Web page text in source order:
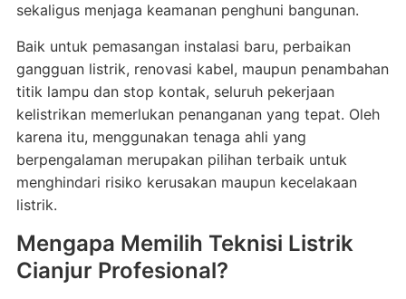
sekaligus menjaga keamanan penghuni bangunan.
Baik untuk pemasangan instalasi baru, perbaikan
gangguan listrik, renovasi kabel, maupun penambahan
titik lampu dan stop kontak, seluruh pekerjaan
kelistrikan memerlukan penanganan yang tepat. Oleh
karena itu, menggunakan tenaga ahli yang
berpengalaman merupakan pilihan terbaik untuk
menghindari risiko kerusakan maupun kecelakaan
listrik.
Mengapa Memilih Teknisi Listrik
Cianjur Profesional?